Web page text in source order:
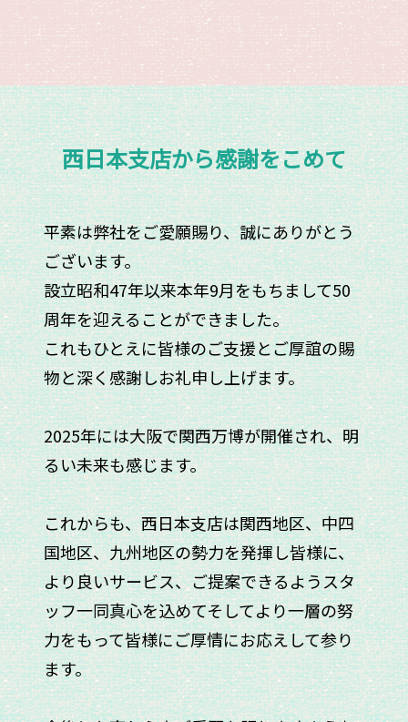
西日本支店から感謝をこめて
平素は弊社をご愛願賜り、誠にありがとう
ございます。
設立昭和47年以来本年9月をもちまして50
周年を迎えることができました。
これもひとえに皆様のご支援とご厚誼の賜
物と深く感謝しお礼申し上げます。
2025年には大阪で関西万博が開催され、明
るい未来も感じます。
これからも、西日本支店は関西地区、中四
国地区、九州地区の勢力を発揮し皆様に、
より良いサービス、ご提案できるようスタ
ッフ一同真心を込めてそしてより一層の努
力をもって皆様にご厚情にお応えして参り
ます。